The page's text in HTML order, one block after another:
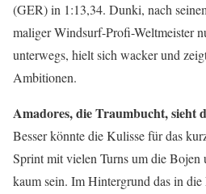
(GER) in 1:13,34. Dunki, nach
maliger Windsurf-Profi-Weltmeister
unterwegs, hielt sich wacker und
Ambitionen.
Amadores, die Traumbucht, sieht
Besser könnte die Kulisse für das
Sprint mit vielen Turns um die Bojen
kaum sein. Im Hintergrund das in